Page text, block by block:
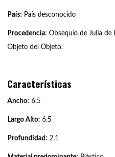
País: País desconocido
Procedencia: Obsequio de Julia de
Objeto del Objeto.
Características
Ancho: 6.5
Largo Alto: 6.5
Profundidad: 2.1